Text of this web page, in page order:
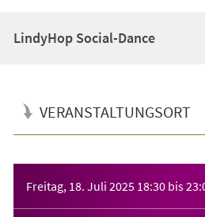
LindyHop Social-Dance
VERANSTALTUNGSORT
Freitag, 18. Juli 2025 18:30 bis